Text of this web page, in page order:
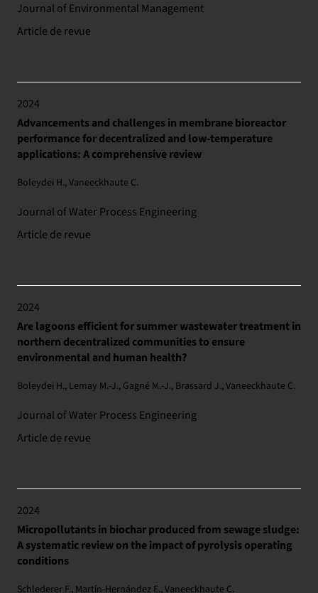
Journal of Environmental Management
Article de revue
2024
Advancements and challenges in membrane bioreactor
performance for decentralized and low-temperature
applications: A comprehensive review
Boleydei H., Vaneeckhaute C.
Journal of Water Process Engineering
Article de revue
2024
Are lagoons efficient for summer wastewater treatment in
northern decentralized communities to ensure
environmental and human health?
Boleydei H., Lemay M.-J., Gagné M.-J., Brassard J., Vaneeckhaute C.
Journal of Water Process Engineering
Article de revue
2024
Micropollutants in biochar produced from sewage sludge:
A systematic review on the impact of pyrolysis operating
conditions
Schlederer F., Martín-Hernández E., Vaneeckhaute C.